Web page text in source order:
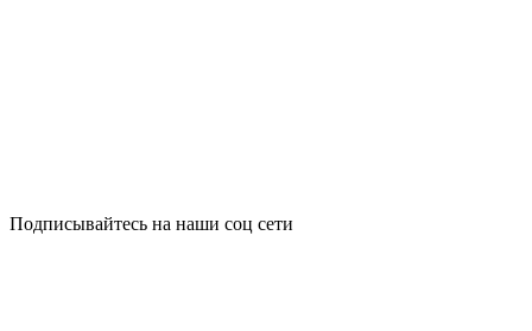
Подписывайтесь на наши соц сети